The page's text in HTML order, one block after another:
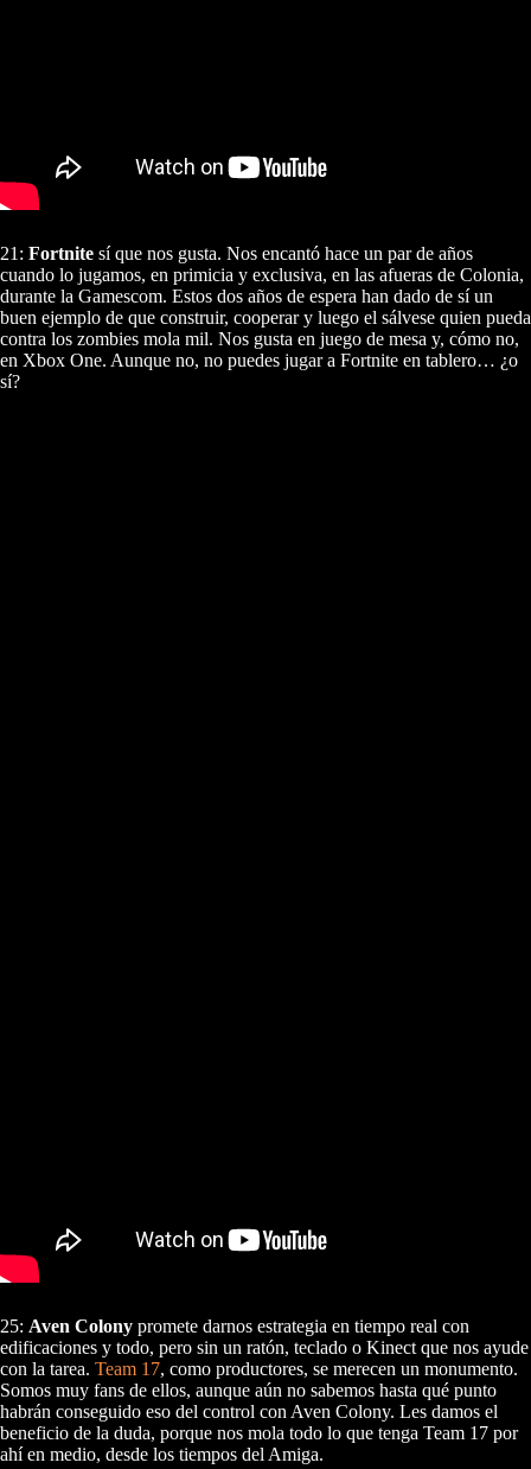
21: Fortnite sí que nos gusta. Nos encantó hace un par de años
cuando lo jugamos, en primicia y exclusiva, en las afueras de Colonia,
durante la Gamescom. Estos dos años de espera han dado de sí un
buen ejemplo de que construir, cooperar y luego el sálvese quien pueda
contra los zombies mola mil. Nos gusta en juego de mesa y, cómo no,
en Xbox One. Aunque no, no puedes jugar a Fortnite en tablero… ¿o
sí?
25: Aven Colony promete darnos estrategia en tiempo real con
edificaciones y todo, pero sin un ratón, teclado o Kinect que nos ayude
con la tarea. Team 17, como productores, se merecen un monumento.
Somos muy fans de ellos, aunque aún no sabemos hasta qué punto
habrán conseguido eso del control con Aven Colony. Les damos el
beneficio de la duda, porque nos mola todo lo que tenga Team 17 por
ahí en medio, desde los tiempos del Amiga.